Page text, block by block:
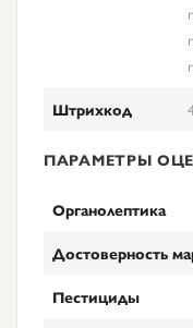
Штрихкод
ПАРАМЕТРЫ
Органолептика
Достоверность
Пестициды